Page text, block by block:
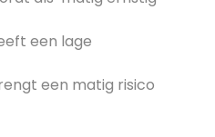
een lage
een matig risico